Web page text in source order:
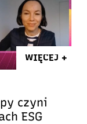
WIĘCEJ +
czyni
ESG